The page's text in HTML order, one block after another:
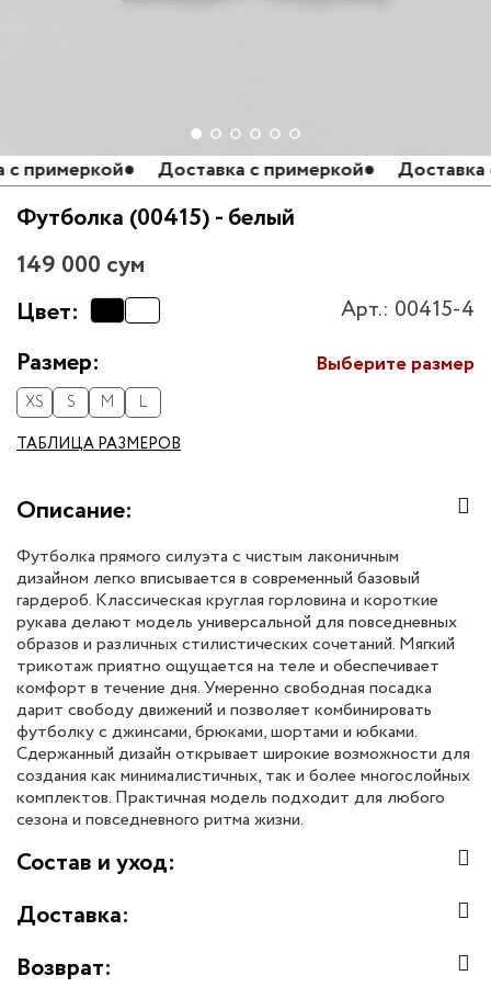
● Доставка с примеркой● Доставка с
Футболка (00415) - белый
149 000 сум
Цвет:
Арт.: 00415-4
Размер:
XS S M
L
ТАБЛИЦА РАЗМЕРОВ
Выберите размер
Описание:
Футболка прямого силуэта с чистым лаконичным
дизайном легко вписывается в современный базовый
гардероб. Классическая круглая горловина и короткие
рукава делают модель универсальной для повседневных
образов и различных стилистических сочетаний. Мягкий
трикотаж приятно ощущается на теле и обеспечивает
комфорт в течение дня. Умеренно свободная посадка
дарит свободу движений и позволяет комбинировать
футболку с джинсами, брюками, шортами и юбками.
Сдержанный дизайн открывает широкие возможности для
создания как минималистичных, так и более многослойных
комплектов. Практичная модель подходит для любого
сезона и повседневного ритма жизни.
Состав и уход:
Доставка:
Возврат: